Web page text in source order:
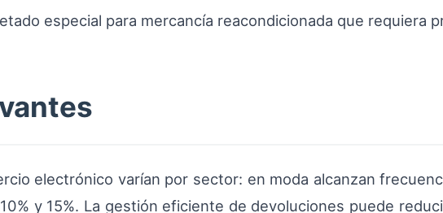
especial para mercancía reacondicionada que requiera
electrónico varían por sector: en moda alcanzan
y 15%. La gestión eficiente de devoluciones puede